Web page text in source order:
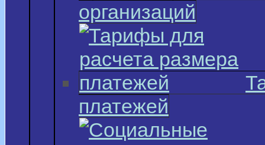
организаций
платежей